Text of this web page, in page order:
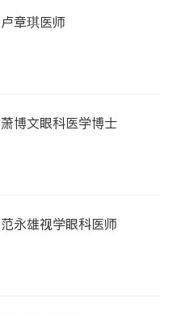
卢章琪医师
萧博文眼科医学博士
范永雄视学眼科医师